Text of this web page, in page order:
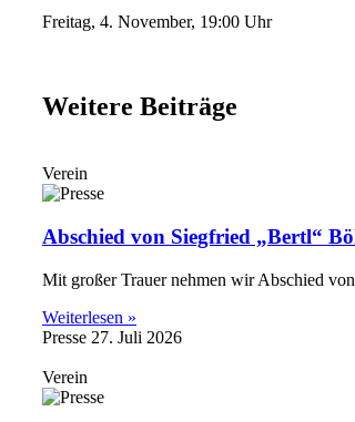
Freitag, 4. November, 19:00 Uhr
Weitere Beiträge
Verein
Abschied von Siegfried „Bertl“
Mit großer Trauer nehmen wir Abschied
Weiterlesen »
Presse 27. Juli 2026
Verein